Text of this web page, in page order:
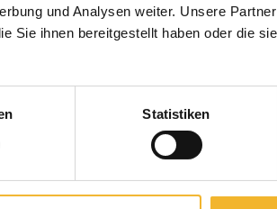
und Analysen weiter. Unsere
Sie ihnen bereitgestellt haben oder die
Statistiken